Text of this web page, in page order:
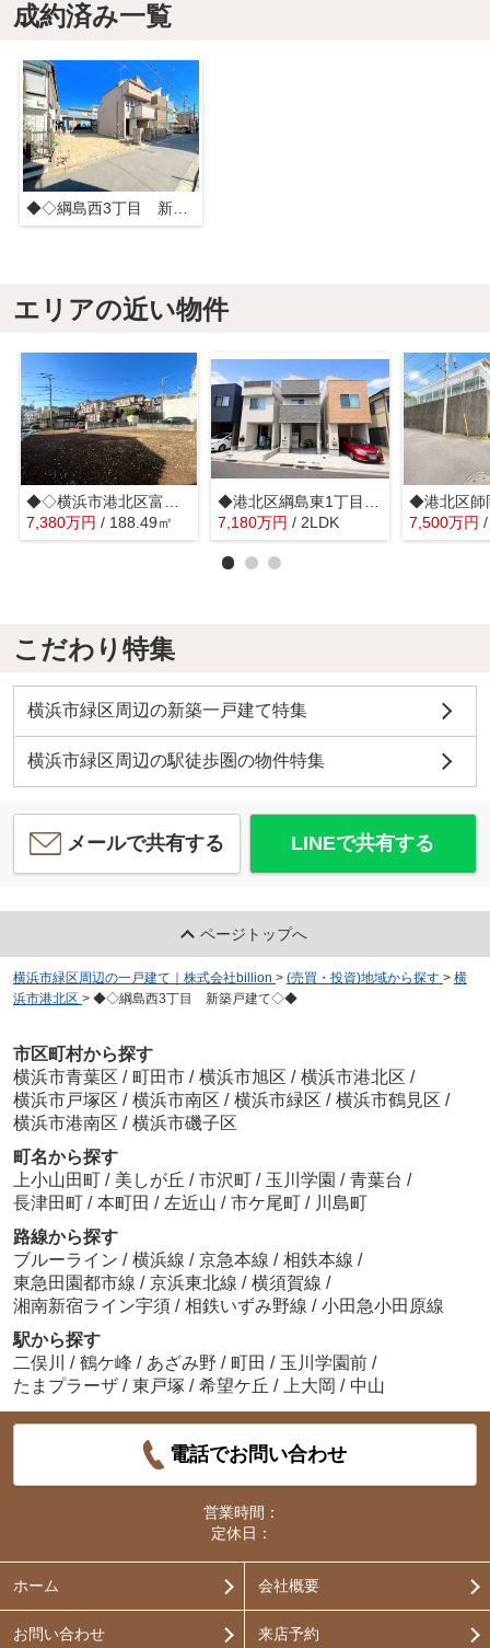
成約済み一覧
◆◇綱島西3丁目 新築戸建て◇◆
エリアの近い物件
7,380万円 / 188.49㎡
7,180万円 / 2LDK 7,500万円
こだわり特集
横浜市緑区周辺の新築一戸建て特集
横浜市緑区周辺の駅徒歩圏の物件特集
メールで共有する LINEで共有する
ページトップへ
横浜市緑区周辺の一戸建て｜株式会社billion > (売買・投資)地域から探す > 横
浜市港北区 > ◆◇綱島西3丁目 新築戸建て◇◆
市区町村から探す
横浜市青葉区 / 町田市 / 横浜市旭区 / 横浜市港北区 /
横浜市戸塚区 / 横浜市南区 / 横浜市緑区 / 横浜市鶴見区 /
横浜市港南区 / 横浜市磯子区
町名から探す
上小山田町 / 美しが丘 / 市沢町 / 玉川学園 / 青葉台 /
長津田町 / 本町田 / 左近山 / 市ケ尾町 / 川島町
路線から探す
ブルーライン / 横浜線 / 京急本線 / 相鉄本線 /
東急田園都市線 / 京浜東北線 / 横須賀線 /
湘南新宿ライン宇須 / 相鉄いずみ野線 / 小田急小田原線
駅から探す
二俣川
/ 鶴ケ峰 / あざみ野 / 町田 / 玉川学園前 /
たまプラーザ / 東戸塚 / 希望ケ丘 / 上大岡 / 中山
電話でお問い合わせ
営業時間：
定休日：
ホーム 会社概要
お問い合わせ 来店予約